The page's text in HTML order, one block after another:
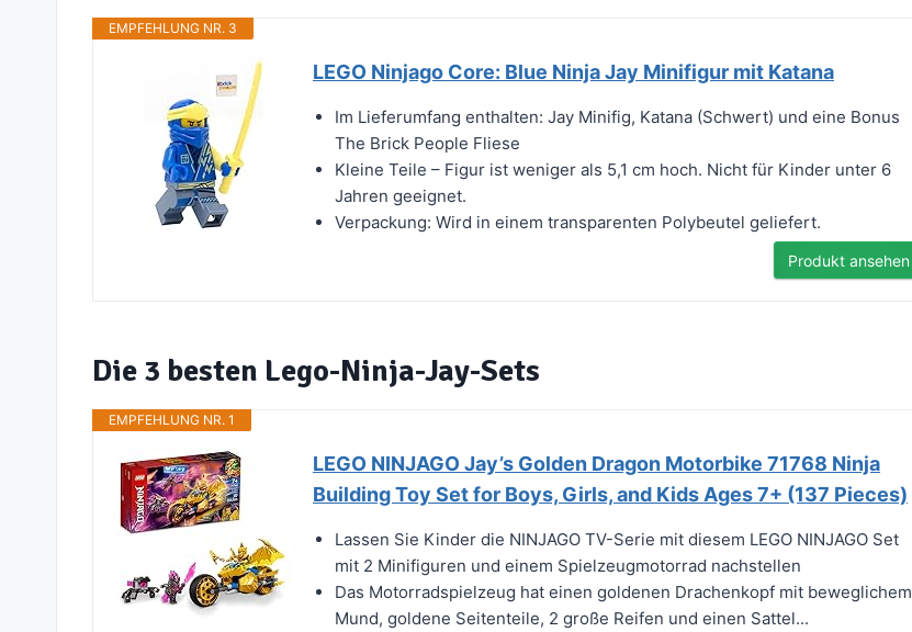
EMPFEHLUNG NR. 3
LEGO Ninjago Core: Blue Ninja Jay Minifigur mit Katana
Im Lieferumfang enthalten: Jay Minifig, Katana (Schwert) und eine Bonus
The Brick People Fliese
Kleine Teile – Figur ist weniger als 5,1 cm hoch. Nicht für Kinder unter 6
Jahren geeignet.
Verpackung: Wird in einem transparenten Polybeutel geliefert.
Produkt ansehen
Die 3 besten Lego-Ninja-Jay-Sets
EMPFEHLUNG NR. 1
LEGO NINJAGO Jay’s Golden Dragon Motorbike 71768 Ninja
Building Toy Set for Boys, Girls, and Kids Ages 7+ (137 Pieces)
Lassen Sie Kinder die NINJAGO TV-Serie mit diesem LEGO NINJAGO Set
mit 2 Minifiguren und einem Spielzeugmotorrad nachstellen
Das Motorradspielzeug hat einen goldenen Drachenkopf mit beweglichem
Mund, goldene Seitenteile, 2 große Reifen und einen Sattel...